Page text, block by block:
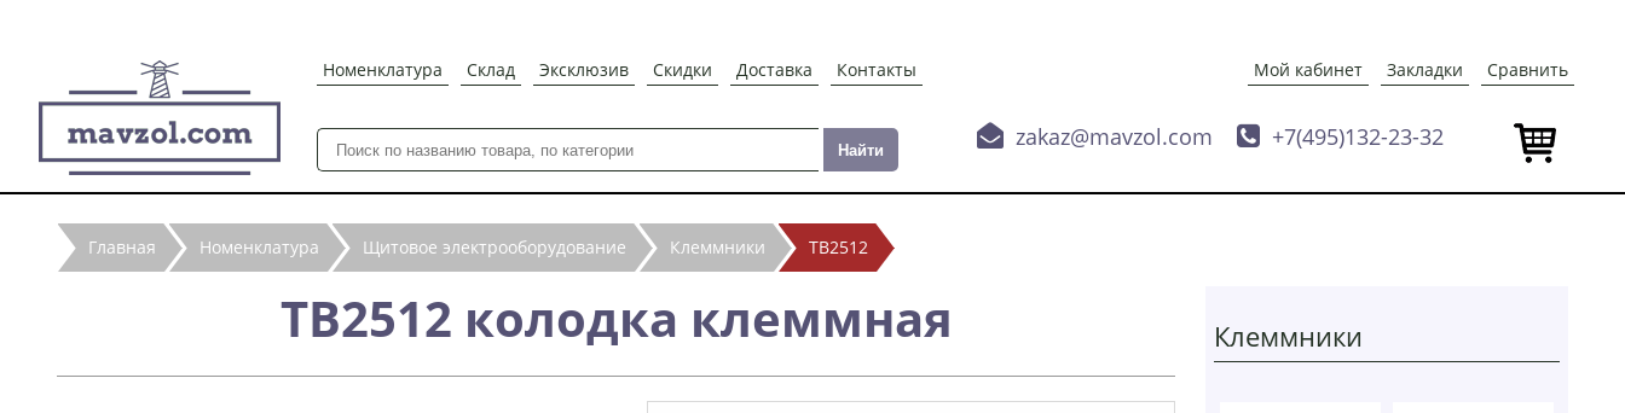
Номенклатура Склад Эксклюзив Скидки Доставка Контакты Мой кабинет Закладки Сравнить
 zakaz@mavzol.com  +7(495)132-23-32
Главная Номенклатура Щитовое электрооборудование Клеммники ТВ2512
ТВ2512 колодка клеммная Клеммники